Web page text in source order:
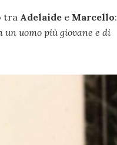
tra Adelaide e Marcello:
uomo più giovane e di